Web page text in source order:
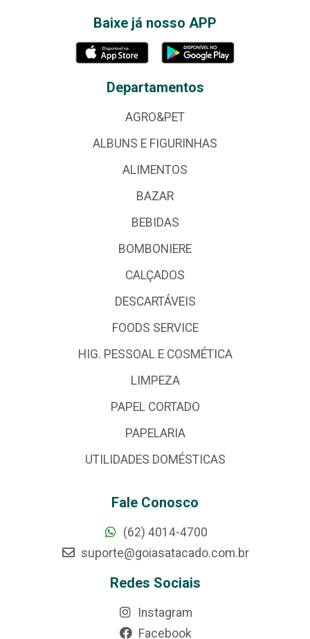
Baixe já nosso APP
Departamentos
AGRO&PET
ALBUNS E FIGURINHAS
ALIMENTOS
BAZAR
BEBIDAS
BOMBONIERE
CALÇADOS
DESCARTÁVEIS
FOODS SERVICE
HIG. PESSOAL E COSMÉTICA
LIMPEZA
PAPEL CORTADO
PAPELARIA
UTILIDADES DOMÉSTICAS
Fale Conosco
(62) 4014-4700
suporte@goiasatacado.com.br
Redes Sociais
Instagram
Facebook